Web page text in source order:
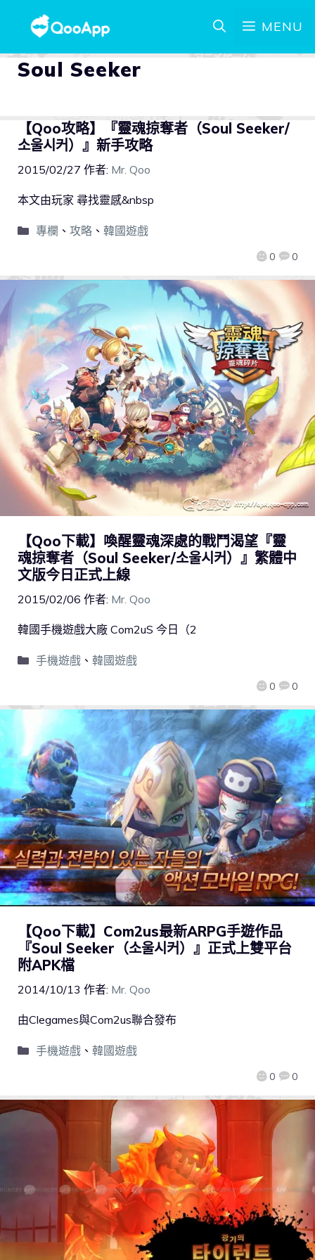
MENU
Soul Seeker
【Qoo攻略】『靈魂掠奪者（Soul Seeker/
소울시커）』新手攻略
2015/02/27 作者: Mr. Qoo
0 0
本文由玩家 尋找靈感&nbsp
專欄 、 攻略、 韓國遊戲
【Qoo下載】喚醒靈魂深處的戰鬥渴望『靈
魂掠奪者（Soul Seeker/소울시커）』繁體中
文版今日正式上線
2015/02/06 作者: Mr. Qoo
0 0
韓國手機遊戲大廠 Com2uS 今日（2
手機遊戲、 韓國遊戲
【Qoo下載】Com2us最新ARPG手遊作品
『Soul Seeker（소울시커）』正式上雙平台
附APK檔
2014/10/13 作者: Mr. Qoo
0 0
由Clegames與Com2us聯合發布
手機遊戲、 韓國遊戲